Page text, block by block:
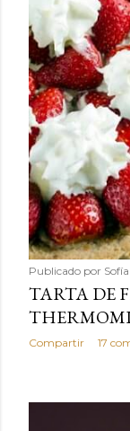
Publicado por
TARTA DE
Compartir 17